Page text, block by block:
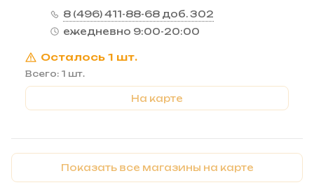
8 (496) 411-88-68 доб. 302
ежедневно 9:00-20:00
Осталось 1 шт.
Всего: 1 шт.
На карте
Показать все магазины на карте